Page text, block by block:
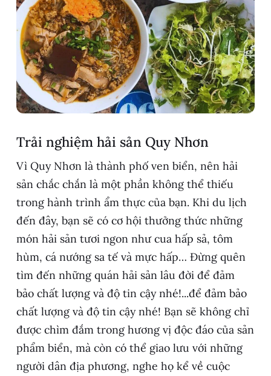
Trải nghiệm hải sản Quy Nhơn
Vì Quy Nhơn là thành phố ven biển, nên hải
sản chắc chắn là một phần không thể thiếu
trong hành trình ẩm thực của bạn. Khi du lịch
đến đây, bạn sẽ có cơ hội thưởng thức những
món hải sản tươi ngon như cua hấp sả, tôm
hùm, cá nướng sa tế và mực hấp… Đừng quên
tìm đến những quán hải sản lâu đời để đảm
bảo chất lượng và độ tin cậy nhé!...để đảm bảo
chất lượng và độ tin cậy nhé! Bạn sẽ không chỉ
được chìm đắm trong hương vị độc đáo của sản
phẩm biển, mà còn có thể giao lưu với những
người dân địa phương, nghe họ kể về cuộc